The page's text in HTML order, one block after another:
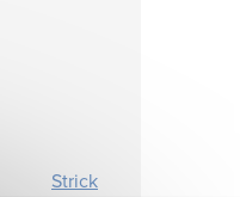
Strick